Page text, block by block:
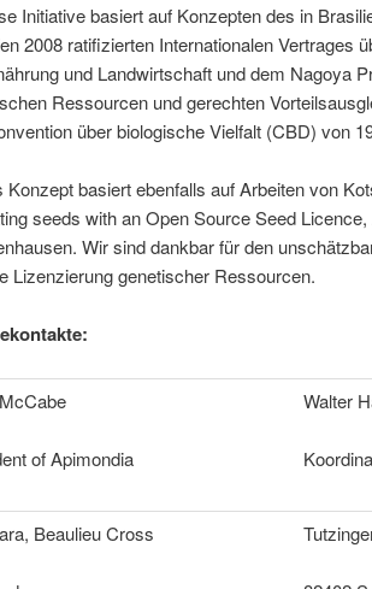
Initiative basiert auf Konzepten des in
2008 ratifizierten Internationalen Vertrages
und Landwirtschaft und dem Nagoya
Ressourcen und gerechten
über biologische Vielfalt (CBD) von
Konzept basiert ebenfalls auf Arbeiten von
seeds with an Open Source Seed
Wir sind dankbar für den
Lizenzierung genetischer Ressourcen.
of Apimondia
Walter
Beaulieu Cross